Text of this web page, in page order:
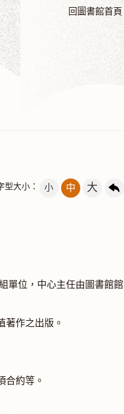
回圖書館首頁
型大小： 小 中 大
單位，中心主任由圖書館館
著作之出版。
合約等。